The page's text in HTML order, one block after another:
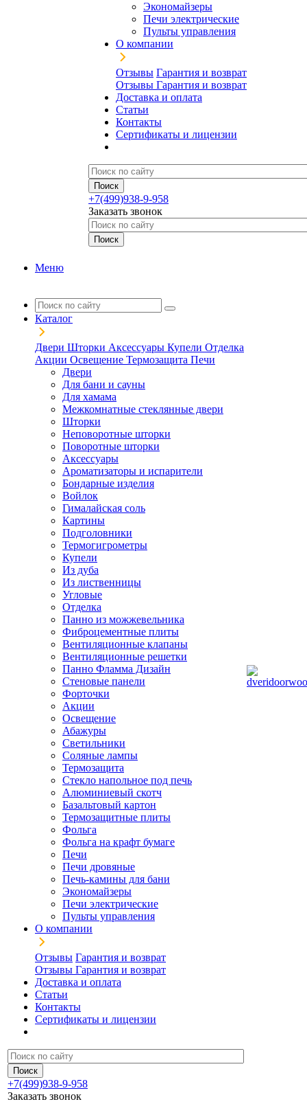
Экономайзеры
Печи электрические
Пульты управления
О компании
Отзывы Гарантия и возврат
Отзывы Гарантия и возврат
Доставка и оплата
Статьи
Контакты
Сертификаты и лицензии
+7(499)938-9-958
Заказать звонок
Меню
Каталог
Двери Шторки Аксессуары Купели Отделка
Акции Освещение Термозащита Печи
Двери
Для бани и сауны
Для хамама
Межкомнатные стеклянные двери
Шторки
Неповоротные шторки
Поворотные шторки
Аксессуары
Ароматизаторы и испарители
Бондарные изделия
Войлок
Гималайская соль
Картины
Подголовники
Термогигрометры
Купели
Из дуба
Из лиственницы
Угловые
Отделка
Панно из можжевельника
Фиброцементные плиты
Вентиляционные клапаны
Вентиляционные решетки
Панно Фламма Дизайн
Стеновые панели
Форточки
Акции
Освещение
Абажуры
Светильники
Соляные лампы
Термозащита
Стекло напольное под печь
Алюминиевый скотч
Базальтовый картон
Термозащитные плиты
Фольга
Фольга на крафт бумаге
Печи
Печи дровяные
Печь-камины для бани
Экономайзеры
Печи электрические
Пульты управления
О компании
Отзывы Гарантия и возврат
Отзывы Гарантия и возврат
Доставка и оплата
Статьи
Контакты
Сертификаты и лицензии
+7(499)938-9-958
Заказать звонок